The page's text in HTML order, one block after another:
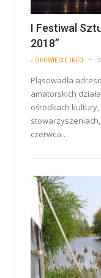
I Festiwal
2018”
/ OPOWIECIE.INFO
Pląsowadła
amatorskich
ośrodkach
czerwca…